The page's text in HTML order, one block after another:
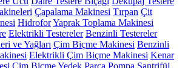
Çapalama Makinesi Tırpan Çit
HidroforYaprak Toplama Makinesi
Elektrikli Testereler Benzinli Testereler
ve Yağları Çim Biçme Makinesi Benzinli
Elektrikli Çim Biçme Makinesi Kenar
Çim Biçme Yedek Parça Pompa Santrifüj